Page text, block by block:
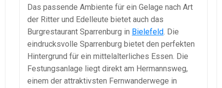
Das passende Ambiente für ein Gelage nach Art
der Ritter und Edelleute bietet auch das
Burgrestaurant Sparrenburg in Bielefeld. Die
eindrucksvolle Sparrenburg bietet den perfekten
Hintergrund für ein mittelalterliches Essen. Die
Festungsanlage liegt direkt am Hermannsweg,
einem der attraktivsten Fernwanderwege in